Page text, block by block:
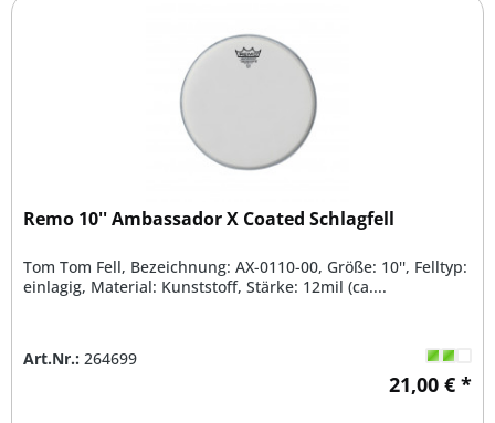
Remo 10'' Ambassador X Coated Schlagfell
Tom Tom Fell, Bezeichnung: AX-0110-00, Größe: 10'', Felltyp:
einlagig, Material: Kunststoff, Stärke: 12mil (ca....
Art.Nr.: 264699
21,00 € *